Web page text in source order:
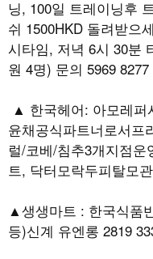
닝, 100일 트레이닝후
쉬 1500HKD 돌려받으
시타임, 저녁 6시 30분
원 4명) 문의 5969 8277
▲ 한국헤어: 아모레퍼
윤채공식파트너로서프
럴/코베/침추3개지점
트, 닥터모락두피탈모
▲생생마트 : 한국식품
등)신계 유엔롱 2819